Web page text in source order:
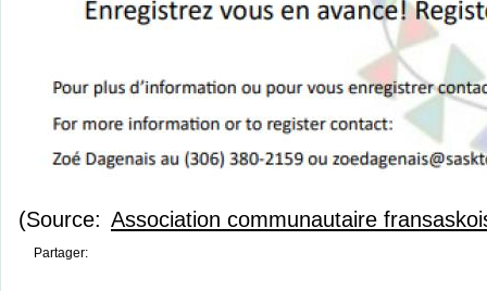
(Source: Association communautaire
Partager: